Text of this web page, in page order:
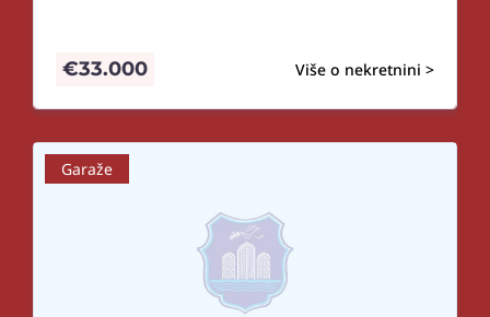
Više o nekretnini >
€33.000
Garaže